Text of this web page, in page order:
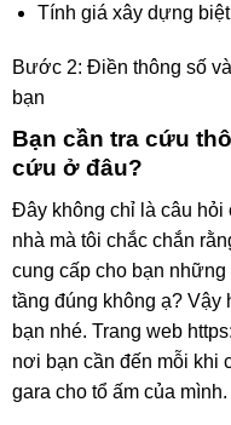
Tính giá xây dựng
Bước 2: Điền thông số
bạn
Bạn cần tra cứu
cứu ở đâu?
Đây không chỉ là câu hỏi
nhà mà tôi chắc chắn
cung cấp cho bạn
tầng đúng không ạ? Vậy
bạn nhé. Trang web
nơi bạn cần đến mỗi khi
gara cho tổ ấm của mình.